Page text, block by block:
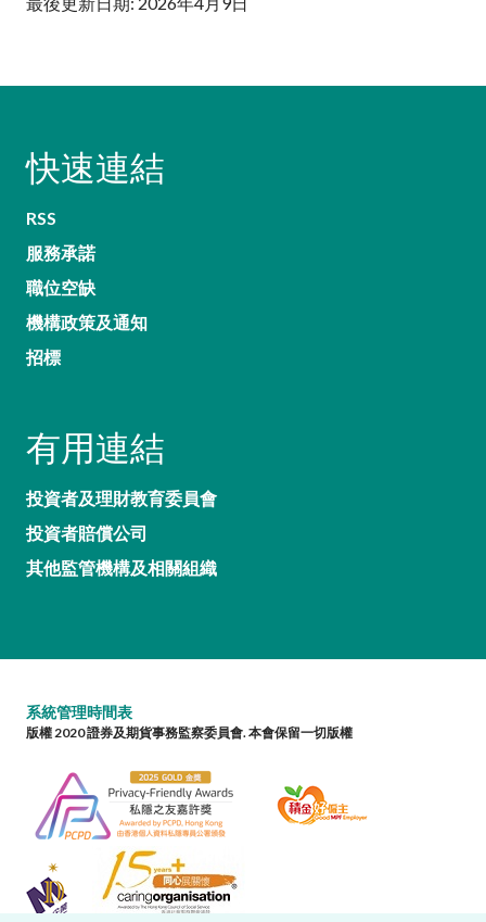
快速連結
RSS
服務承諾
職位空缺
機構政策及通知
招標
有用連結
投資者及理財教育委員會
投資者賠償公司
其他監管機構及相關組織
系統管理時間表
版權 2020 證券及期貨事務監察委員會. 本會保留一切版權